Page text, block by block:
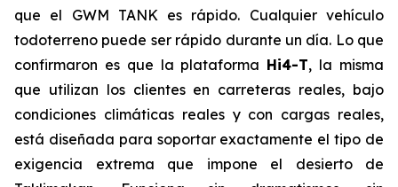
que el GWM TANK es rápido. Cualquier vehículo
todoterreno puede ser rápido durante un día. Lo que
confirmaron es que la plataforma Hi4-T, la misma
que utilizan los clientes en carreteras reales, bajo
condiciones climáticas reales y con cargas reales,
está diseñada para soportar exactamente el tipo de
exigencia extrema que impone el desierto de